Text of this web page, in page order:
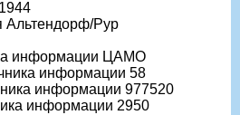
Альтендорф/Рур
информации ЦАМО
информации 58
информации 977520
информации 2950